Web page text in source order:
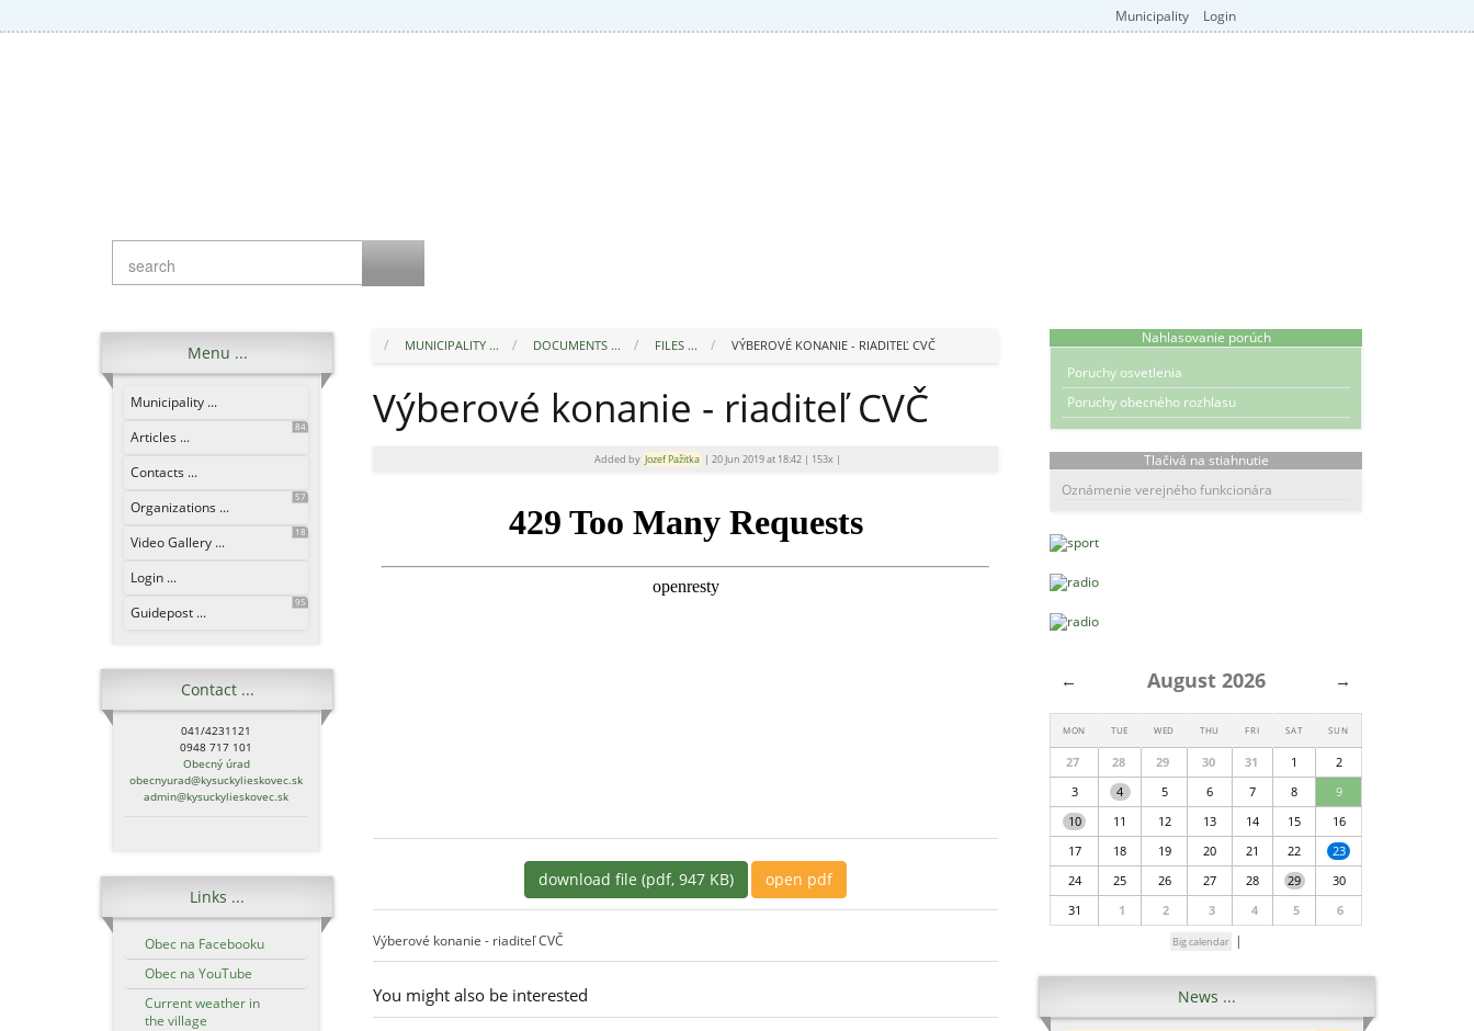
Municipality Login
Menu ...
Municipality ...
Articles ...
84
Contacts ...
Organizations ...
57
Video Gallery ...
18
Login ...
Guidepost ...
95
Contact ...
041/4231121
0948 717 101
Obecný úrad
obecnyurad@kysuckylieskovec.sk
admin@kysuckylieskovec.sk
Links ...
Obec na Facebooku
Obec na YouTube
Current weather in
the village
MUNICIPALITY ... DOCUMENTS ... FILES ... VÝBEROVÉ KONANIE - RIADITEĽ CVČ
Výberové konanie - riaditeľ CVČ
Added by Jozef Pažitka| 20 Jun 2019 at 18:42 | 153x|
download file (pdf, 947 KB) open pdf
Výberové konanie - riaditeľ CVČ
You might also be interested
Nahlasovanie porúch
Poruchy osvetlenia
Poruchy obecného rozhlasu
Tlačivá na stiahnutie
Oznámenie verejného funkcionára
← →
August 2026
MON TUE WED THU FRI SAT SUN
27 28 29 30 31 1
2
3
4 5 6 7 8
9
10
11 12 13 14 15
16
17
18 19 20 21 22
23
24
25 26 27 28 29
30
31
1 2 3 4 5 6
Big calendar |
News ...